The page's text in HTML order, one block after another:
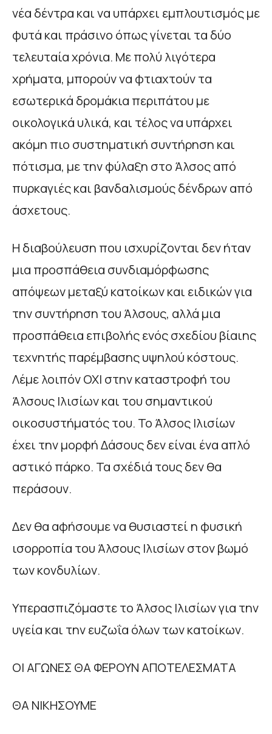
νέα δέντρα και να υπάρχει εμπλουτισμός με
φυτά και πράσινο όπως γίνεται τα δύο
τελευταία χρόνια. Με πολύ λιγότερα
χρήματα, μπορούν να φτιαχτούν τα
εσωτερικά δρομάκια περιπάτου με
οικολογικά υλικά, και τέλος να υπάρχει
ακόμη πιο συστηματική συντήρηση και
πότισμα, με την φύλαξη στο Άλσος από
πυρκαγιές και βανδαλισμούς δένδρων από
άσχετους.
Η διαβούλευση που ισχυρίζονται δεν ήταν
μια προσπάθεια συνδιαμόρφωσης
απόψεων μεταξύ κατοίκων και ειδικών για
την συντήρηση του Άλσους, αλλά μια
προσπάθεια επιβολής ενός σχεδίου βίαιης
τεχνητής παρέμβασης υψηλού κόστους.
Λέμε λοιπόν ΟΧΙ στην καταστροφή του
Άλσους Ιλισίων και του σημαντικού
οικοσυστήματός του. Το Άλσος Ιλισίων
έχει την μορφή Δάσους δεν είναι ένα απλό
αστικό πάρκο. Τα σχέδιά τους δεν θα
περάσουν.
Δεν θα αφήσουμε να θυσιαστεί η φυσική
ισορροπία του Άλσους Ιλισίων στον βωμό
των κονδυλίων.
Υπερασπιζόμαστε το Άλσος Ιλισίων για την
υγεία και την ευζωΐα όλων των κατοίκων.
ΟΙ ΑΓΩΝΕΣ ΘΑ ΦΕΡΟΥΝ ΑΠΟΤΕΛΕΣΜΑΤΑ
ΘΑ ΝΙΚΗΣΟΥΜΕ